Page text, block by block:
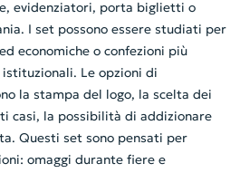
evidenziatori, porta biglietti o
I set possono essere studiati per
economiche o confezioni più
Le opzioni di
la stampa del logo, la scelta dei
casi, la possibilità di addizionare
Questi set sono pensati per
omaggi durante fiere e